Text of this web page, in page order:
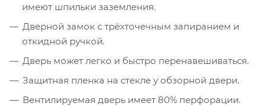
имеют шпильки заземления.
Дверной замок с трёхточечным запиранием и
откидной ручкой.
Дверь может легко и быстро перенавешиваться.
Защитная пленка на стекле у обзорной двери.
Вентилируемая дверь имеет 80% перфорации.